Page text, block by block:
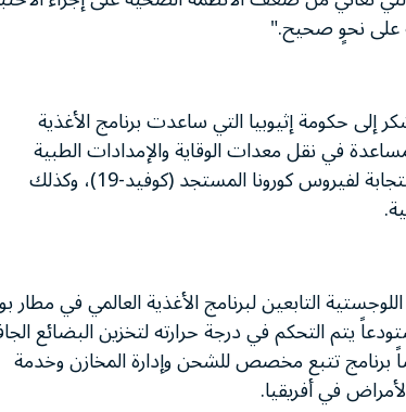
على نحوٍ صحيح."
إلى حكومة إثيوبيا التي ساعدت برنامج الأغذية
في نقل معدات الوقاية والإمدادات الطبية
والعاملين في المجال الإنساني في جميع أنحاء أفريقيا في إطار الاستجابة لفيروس كورونا المستجد (كوفيد-19)، وكذلك
اللوجستية التابعين لبرنامج الأغذية العالمي في مطار
يتم التحكم في درجة حرارته لتخزين البضائع
برنامج تتبع مخصص للشحن وإدارة المخازن وخدمة
في أفريقيا.